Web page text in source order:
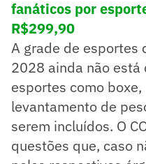
fanáticos por
R$299,90
A grade de esportes
2028 ainda não está
esportes como
levantamento de
serem incluídos. O
questões que, caso